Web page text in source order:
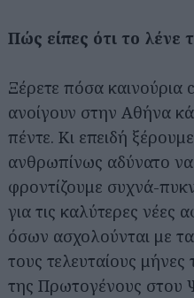
Πώς είπες ότι το λένε
Ξέρετε πόσα καινούρια
ανοίγουν στην Αθήνα
πέντε. Κι επειδή
ανθρωπίνως αδύνατο
φροντίζουμε συχνά-
για τις καλύτερες νέες
όσων ασχολούνται με
τους τελευταίους
της Πρωτογένους